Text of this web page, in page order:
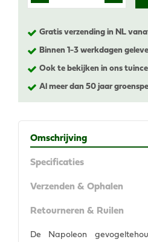
Gratis verzending in NL
Binnen 1-3 werkdagen
Ook te bekijken in ons
Al meer dan 50 jaar
Omschrijving
Specificaties
Verzenden & Ophalen
Retourneren & Ruilen
De Napoleon